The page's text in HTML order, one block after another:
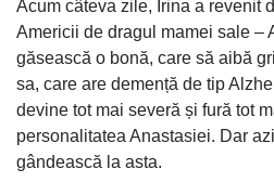
Acum câteva zile, Irina a revenit
Americii de dragul mamei sale –
găsească o bonă, care să aibă
sa, care are demență de tip
devine tot mai severă și fură tot
personalitatea Anastasiei. Dar
gândească la asta.